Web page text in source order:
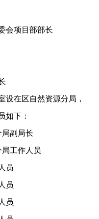
会项目部部长
设在区自然资源分局，
如下：
局副局长
局工作人员
员
员
员